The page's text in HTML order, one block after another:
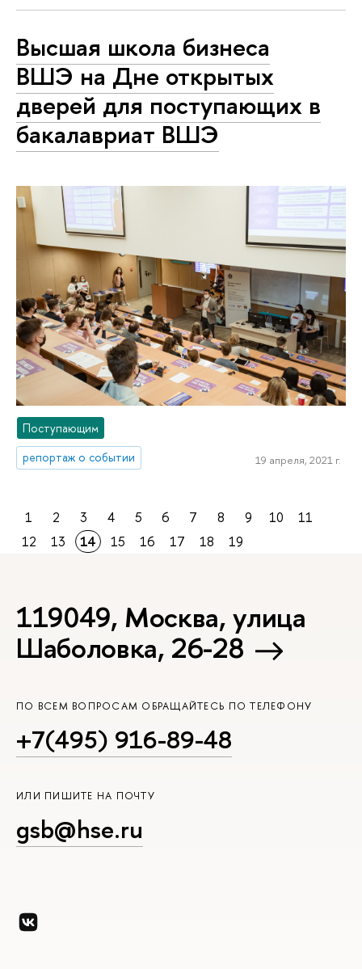
Высшая школа бизнеса
ВШЭ на Дне открытых
дверей для поступающих в
бакалавриат ВШЭ
Поступающим
репортаж о событии
19 апреля, 2021 г.
1 2 3 4 5 6 7 8 9 10
11
12
13 14 15 16 17 18 19
119049, Москва, улица
Шаболовка, 26-28
ПО ВСЕМ ВОПРОСАМ ОБРАЩАЙТЕСЬ ПО ТЕЛЕФОНУ
+7(495) 916-89-48
ИЛИ ПИШИТЕ НА ПОЧТУ
gsb@hse.ru